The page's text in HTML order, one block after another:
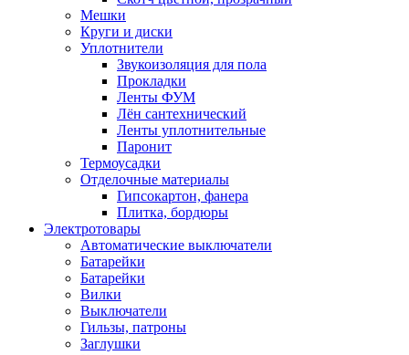
Мешки
Круги и диски
Уплотнители
Звукоизоляция для пола
Прокладки
Ленты ФУМ
Лён сантехнический
Ленты уплотнительные
Паронит
Термоусадки
Отделочные материалы
Гипсокартон, фанера
Плитка, бордюры
Электротовары
Автоматические выключатели
Батарейки
Батарейки
Вилки
Выключатели
Гильзы, патроны
Заглушки